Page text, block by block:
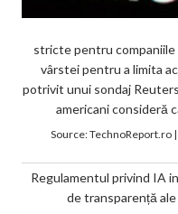
stricte pentru companiile
vârstei pentru a limita
potrivit unui sondaj
americani consideră
Source:TechnoReport.ro |
Regulamentul privind IA
de transparență